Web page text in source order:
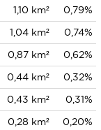
1,10 km²
0,79%
1,04 km²
0,74%
0,87 km²
0,62%
0,44 km²
0,32%
0,43 km²
0,31%
0,28 km²
0,20%